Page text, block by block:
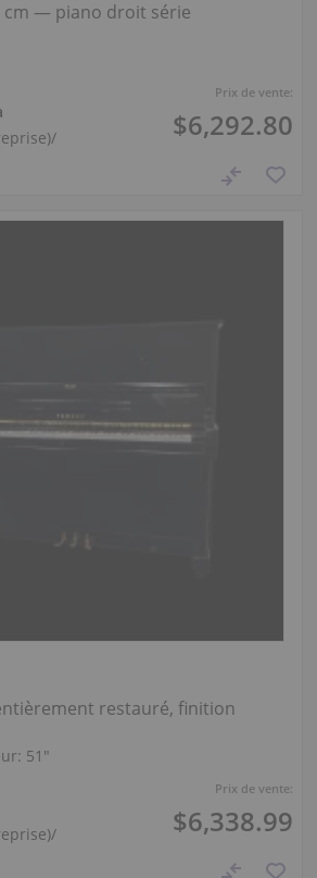
Prix de vente:
$6,292.80
cm — piano droit série
/
Prix de vente:
$6,338.99
restauré, finition
51″
/